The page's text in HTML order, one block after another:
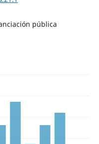
pública